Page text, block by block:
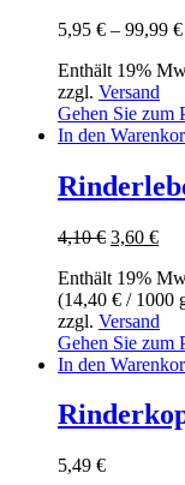
5,95 € – 99,99 €
Enthält 19%
zzgl. Versand
Gehen Sie zum
In den
4,10€
war:
4,10 €
3,60 €
ist:
Enthält 19%
(14,40 € / 1000
zzgl. Versand
Gehen Sie zum
In den
5,49 €